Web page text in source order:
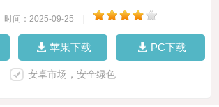
时间：2025-09-25
苹果下载 PC下载
安卓市场，安全绿色